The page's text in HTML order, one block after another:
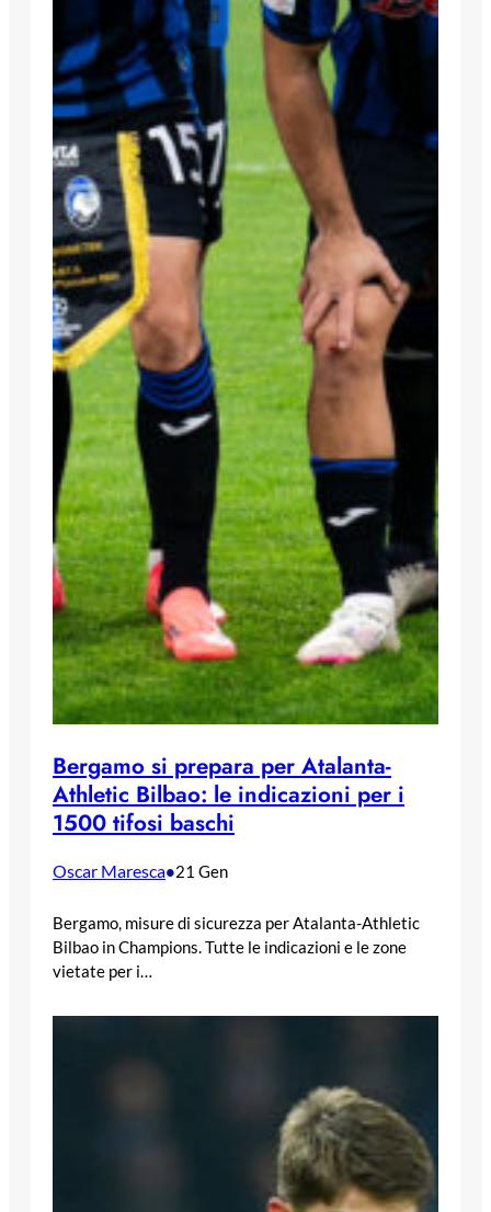
Bergamo si prepara per Atalanta-
Athletic Bilbao: le indicazioni per i
1500 tifosi baschi
Oscar Maresca•21 Gen
Bergamo, misure di sicurezza per Atalanta-Athletic
Bilbao in Champions. Tutte le indicazioni e le zone
vietate per i…